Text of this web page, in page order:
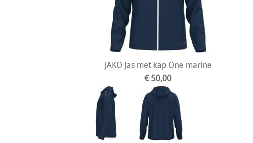
JAKO Jas met kap One marine
€ 50,00